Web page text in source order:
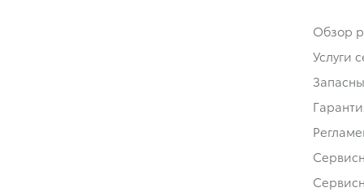
Обзор
Услуги